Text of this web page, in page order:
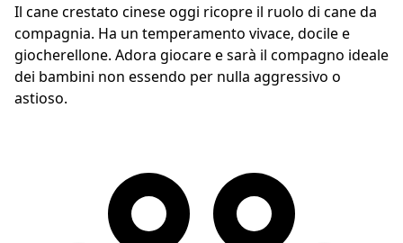
Il cane crestato cinese oggi ricopre il ruolo di cane da
compagnia. Ha un temperamento vivace, docile e
giocherellone. Adora giocare e sarà il compagno ideale
dei bambini non essendo per nulla aggressivo o
astioso.